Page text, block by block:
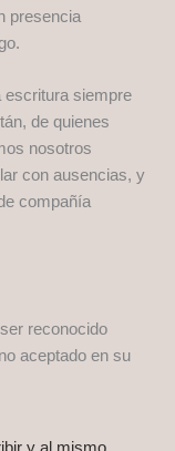
presencia
escritura siempre
de quienes
nosotros
con ausencias, y
compañía
reconocido
aceptado en su
y al mismo